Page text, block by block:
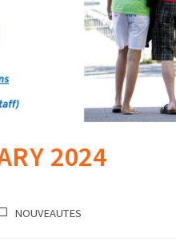
2024
NOUVEAUTES